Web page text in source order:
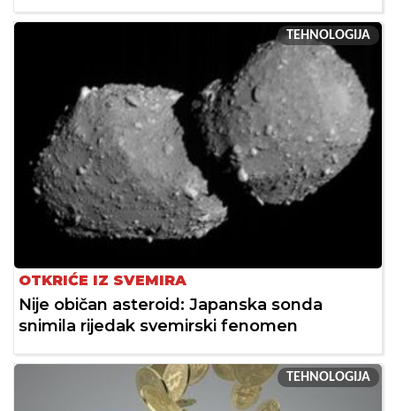
TEHNOLOGIJA
OTKRIĆE IZ SVEMIRA
Nije običan asteroid: Japanska sonda
snimila rijedak svemirski fenomen
TEHNOLOGIJA